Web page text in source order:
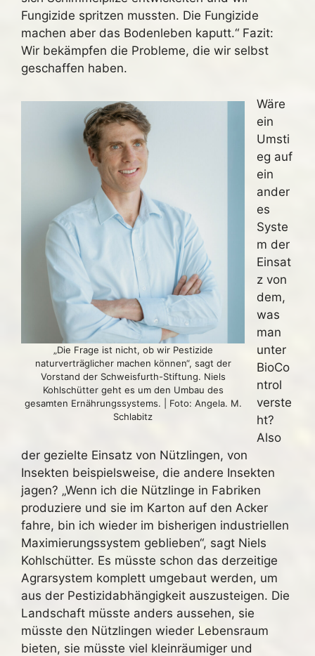
Fungizide spritzen mussten. Die Fungizide
machen aber das Bodenleben kaputt.“ Fazit:
Wir bekämpfen die Probleme, die wir selbst
geschaffen haben.
„Die Frage ist nicht, ob wir Pestizide
naturverträglicher machen können“, sagt der
Vorstand der Schweisfurth-Stiftung. Niels
Kohlschütter geht es um den Umbau des
gesamten Ernährungssystems. | Foto: Angela. M.
Schlabitz
Wäre
ein
Umsti
eg auf
ein
ander
es
Syste
m der
Einsat
z von
dem,
was
man
unter
BioCo
ntrol
verste
ht?
Also
der gezielte Einsatz von Nützlingen, von
Insekten beispielsweise, die andere Insekten
jagen? „Wenn ich die Nützlinge in Fabriken
produziere und sie im Karton auf den Acker
fahre, bin ich wieder im bisherigen industriellen
Maximierungssystem geblieben“, sagt Niels
Kohlschütter. Es müsste schon das derzeitige
Agrarsystem komplett umgebaut werden, um
aus der Pestizidabhängigkeit auszusteigen. Die
Landschaft müsste anders aussehen, sie
müsste den Nützlingen wieder Lebensraum
bieten, sie müsste viel kleinräumiger und